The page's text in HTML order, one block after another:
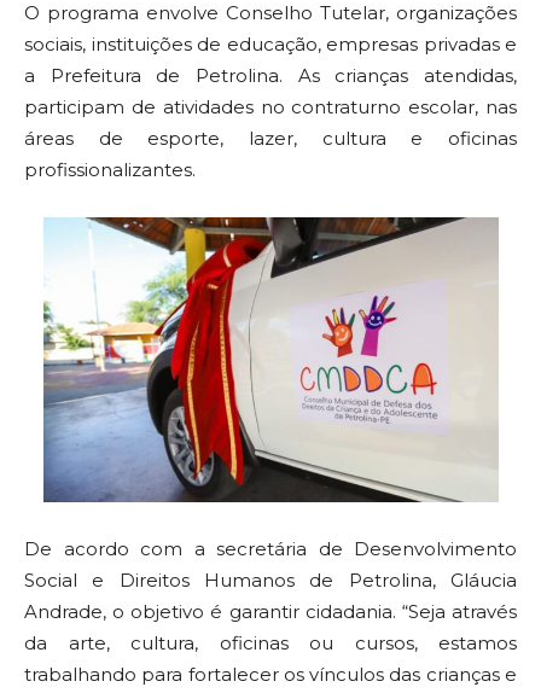
O programa envolve Conselho Tutelar, organizações
sociais, instituições de educação, empresas privadas e
a Prefeitura de Petrolina. As crianças atendidas,
participam de atividades no contraturno escolar, nas
áreas de esporte, lazer, cultura e oficinas
profissionalizantes.
De acordo com a secretária de Desenvolvimento
Social e Direitos Humanos de Petrolina, Gláucia
Andrade, o objetivo é garantir cidadania. “Seja através
da arte, cultura, oficinas ou cursos, estamos
trabalhando para fortalecer os vínculos das crianças e